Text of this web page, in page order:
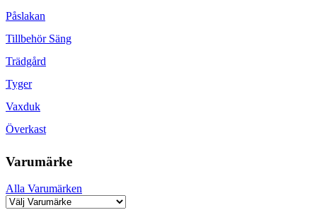
Påslakan
Tillbehör Säng
Trädgård
Tyger
Vaxduk
Överkast
Varumärke
Alla Varumärken